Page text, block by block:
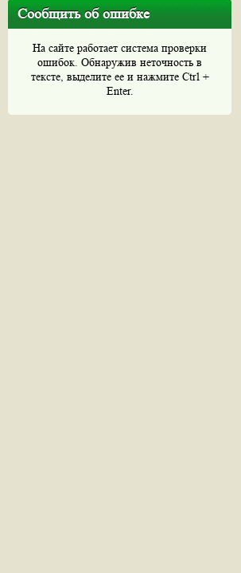
Сообщить об ошибке
На сайте работает система проверки
ошибок. Обнаружив неточность в
тексте, выделите ее и нажмите Ctrl +
Enter.